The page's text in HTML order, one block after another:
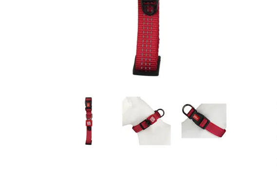
JUGUETES
COMEDEROS Y BEBEDEROS
ROPA